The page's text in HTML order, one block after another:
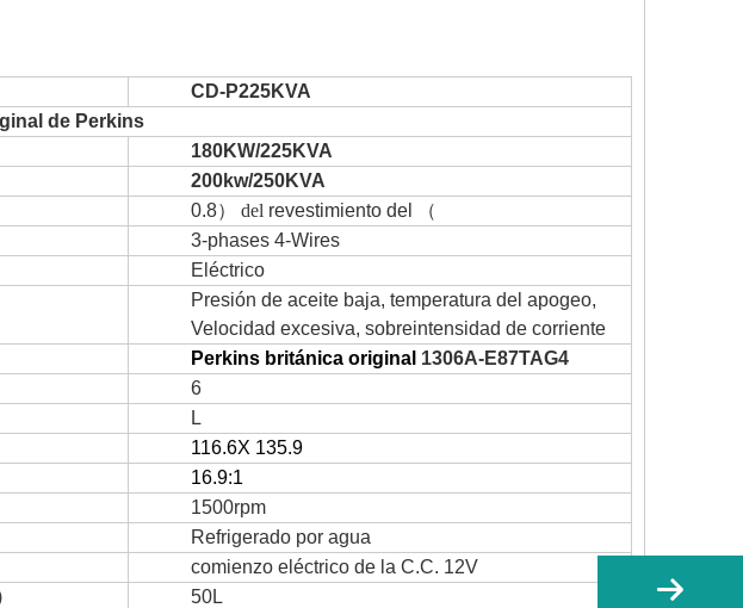
CD-P225KVA
de Perkins
180KW/225KVA
200kw/250KVA
0.8） del revestimiento del
（
3-phases 4-Wires
Eléctrico
Presión de aceite baja, temperatura del apogeo,
Velocidad excesiva, sobreintensidad de corriente
Perkins británica original 1306A-E87TAG4
6
L
116.6X 135.9
16.9:1
1500rpm
Refrigerado por agua
comienzo eléctrico de la C.C. 12V
50L